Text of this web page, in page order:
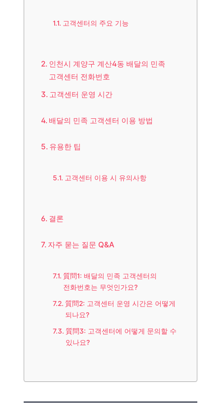
고객센터의 주요 기능
인천시 계양구 계산4동 배달의 민족
고객센터 전화번호
고객센터 운영 시간
배달의 민족 고객센터 이용 방법
유용한 팁
고객센터 이용 시 유의사항
결론
자주 묻는 질문 Q&A
質問1: 배달의 민족 고객센터의
전화번호는 무엇인가요?
質問2: 고객센터 운영 시간은 어떻게
되나요?
質問3: 고객센터에 어떻게 문의할 수
있나요?